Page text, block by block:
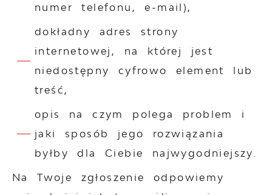
numer telefonu, e-mail),
dokładny adres strony
internetowej, na której jest
niedostępny cyfrowo element lub
treść,
opis na czym polega problem i
jaki sposób jego rozwiązania
byłby dla Ciebie najwygodniejszy.
Na Twoje zgłoszenie odpowiemy